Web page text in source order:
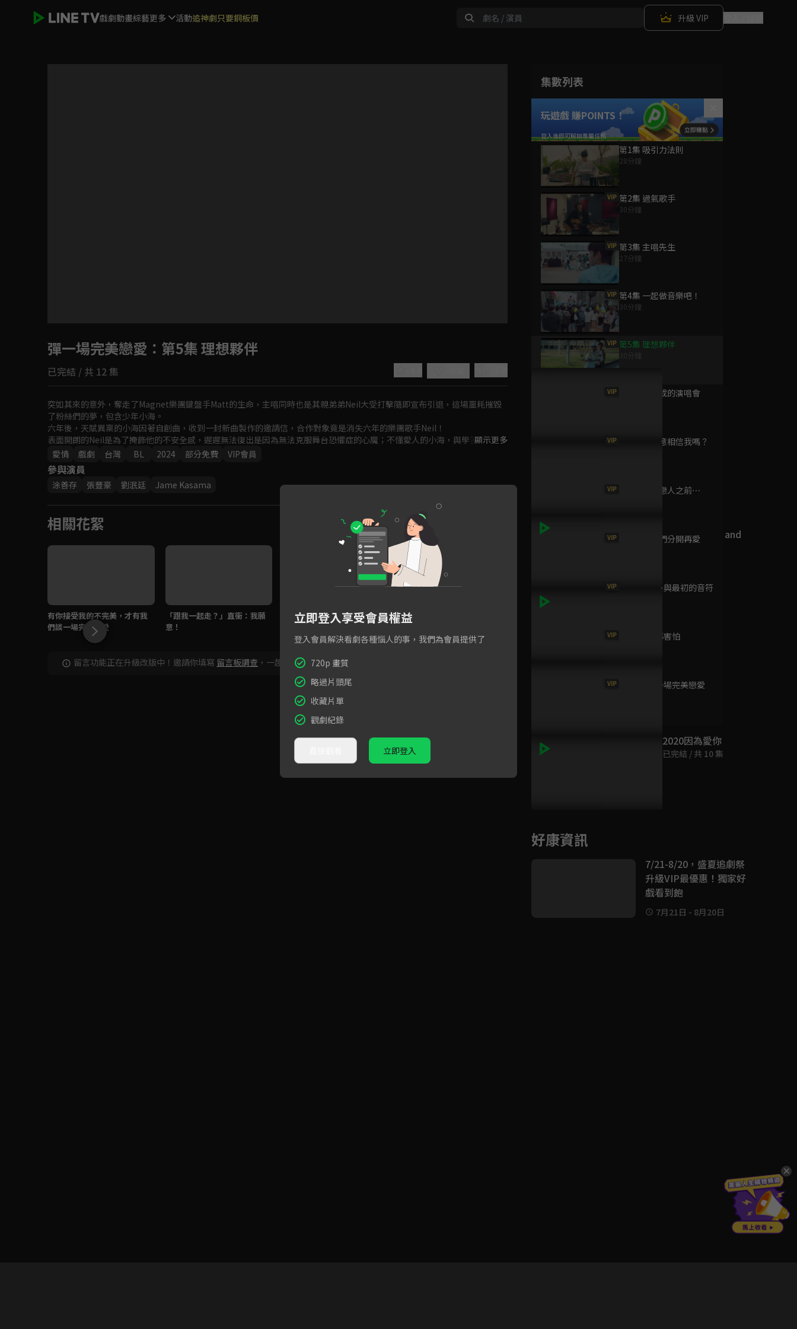
戲劇動畫綜藝更多 活動追神劇只要銅板價 升級 VIP
Video
如有不便請見諒
集數列表
玩遊戲 賺POINTS！
第1集 吸引力法則
28分鐘
VIP 第2集 過氣歌手
30分鐘
VIP 第3集 主唱先生
27分鐘
VIP 第4集 一起做音樂吧！
30分鐘
VIP 第5集 理想夥伴
VIP 第6集 未完成的演唱會
VIP 第7集 你願意相信我嗎？
VIP 第8集 成為戀人之前⋯
VIP 第9集 讓我們分開再愛
VIP 第10集 最後與最初的音符
VIP 第11集 不再害怕
VIP 第12集 彈一場完美戀愛
彈一場完美戀愛 ：第5集 理想夥伴
已完結 / 共 12 集
突如其來的意外，奪走了Magnet樂團鍵盤手Matt的生命，主唱同時也是其親弟弟Neil大受打擊隨即宣布引退，這場噩耗摧毀
了粉絲們的夢，包含少年小海。
六年後，天賦異稟的小海因著自創曲，收到一封新曲製作的邀請信，合作對象竟是消失六年的樂團歌手Neil！
表面開朗的Neil是為了掩飾他的不安全感，遲遲無法復出是因為無法克服舞台恐懼症的心魔；不懂愛人的小海，與學習重拾自
信的Neil，兩人在音樂中療癒彼此、在愛情裡雙向奔赴，要讓世界聽見他們嶄新的聲音。
顯示更多
愛情
戲劇 台灣 BL 2024 部分免費 VIP會員
參與演員
涂善存 張豐豪 劉泯廷 Jame Kasama
相關花絮
有你接受我的不完美，才有我
們談一場完美戀愛
「跟我一起走？」直衝：我願
意！
EP12預告：小海的秘密禮物，
為你彈一首完美戀愛
我的頭號粉絲居然是你！？
留言功能正在升級改版中！邀請你填寫 留言板調查 ，一起共創新版留言功能！
為您推薦
保留席位
HIStory2_Shi and
印象 青春
已完結 / 共 11 集
2020因為愛你
已完結 / 共 10 集
好康資訊
7/21-8/20，盛夏追劇祭
升級VIP最優惠！獨家好
戲看到飽
7月21日 - 8月20日
立即登入享受會員權益
登入會員解決看劇各種惱人的事，我們為會員提供了
720p 畫質
略過片頭尾
收藏片單
觀劇紀錄
立即登入